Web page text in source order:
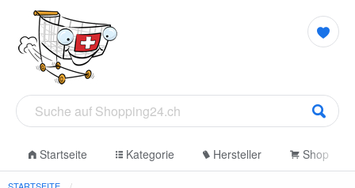
Startseite Kategorie Hersteller Shop